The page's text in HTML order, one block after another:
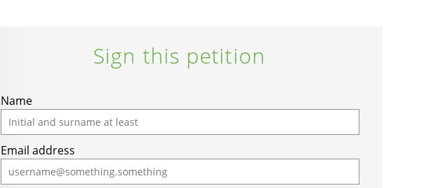
Sign this petition
Name
Email address